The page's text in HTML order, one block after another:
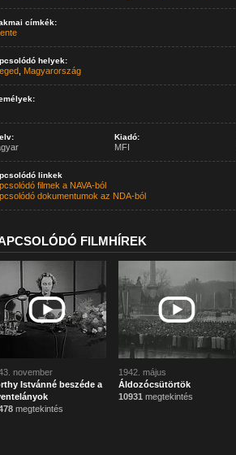
címkék:
helyek:
, Magyarország
Kiadó:
MFI
linkek
filmek a NAVA-ból
dokumentumok az NDA-ból
FILMHÍREK
november
Istvánné beszéde a
megtekintés
1942. május
Áldozócsütörtök
10931 megtekintés